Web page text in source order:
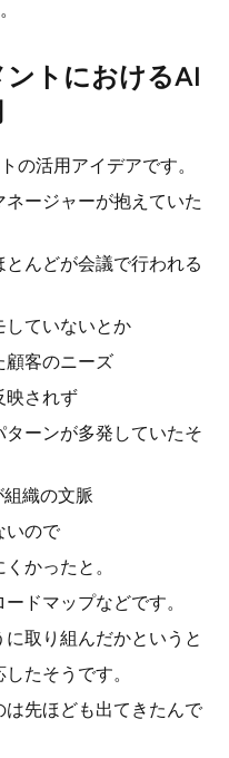
トにおけるAI
の活用アイデアです。
ージャーが抱えていた
んどが会議で行われる
していないとか
顧客のニーズ
映されず
ーンが多発していたそ
織の文脈
いので
かったと。
ドマップなどです。
取り組んだかというと
たそうです。
先ほども出てきたんで